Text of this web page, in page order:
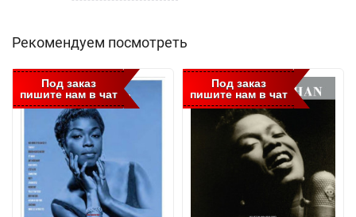
Рекомендуем посмотреть
Под заказ
пишите нам в чат
Под заказ
пишите нам в чат